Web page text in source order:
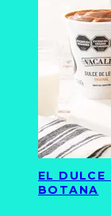
EL DULCE
BOTANA